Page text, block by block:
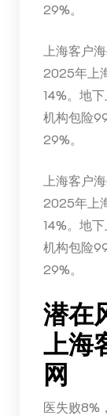
29%。
上海客户
2025年上
14%。地
机构包险
29%。
上海客户
2025年上
14%。地
机构包险
29%。
潜在
上海
网
医失败8%